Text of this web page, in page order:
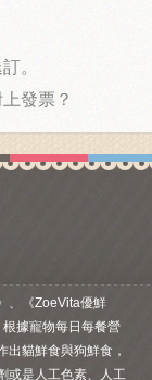
。
發票？
、《ZoeVita優鮮
據寵物每日每餐營
出貓鮮食與狗鮮食，
或是人工色素、人工